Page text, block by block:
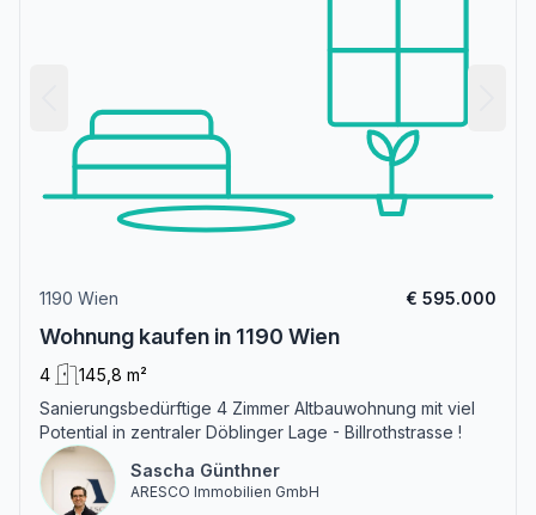
1190 Wien € 595.000
Wohnung kaufen in 1190 Wien
4
145,8 m²
Sanierungsbedürftige 4 Zimmer Altbauwohnung mit viel
Potential in zentraler Döblinger Lage - Billrothstrasse !
Sascha Günthner
ARESCO Immobilien GmbH